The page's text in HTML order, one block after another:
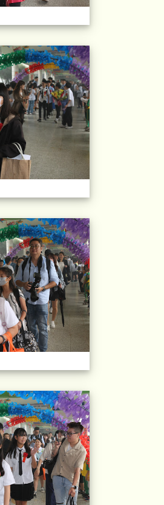
103屆國小畢典
103屆國小畢典
103屆國小畢典